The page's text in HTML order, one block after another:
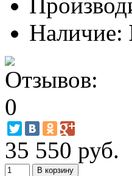
Наличие:
35 550 руб.